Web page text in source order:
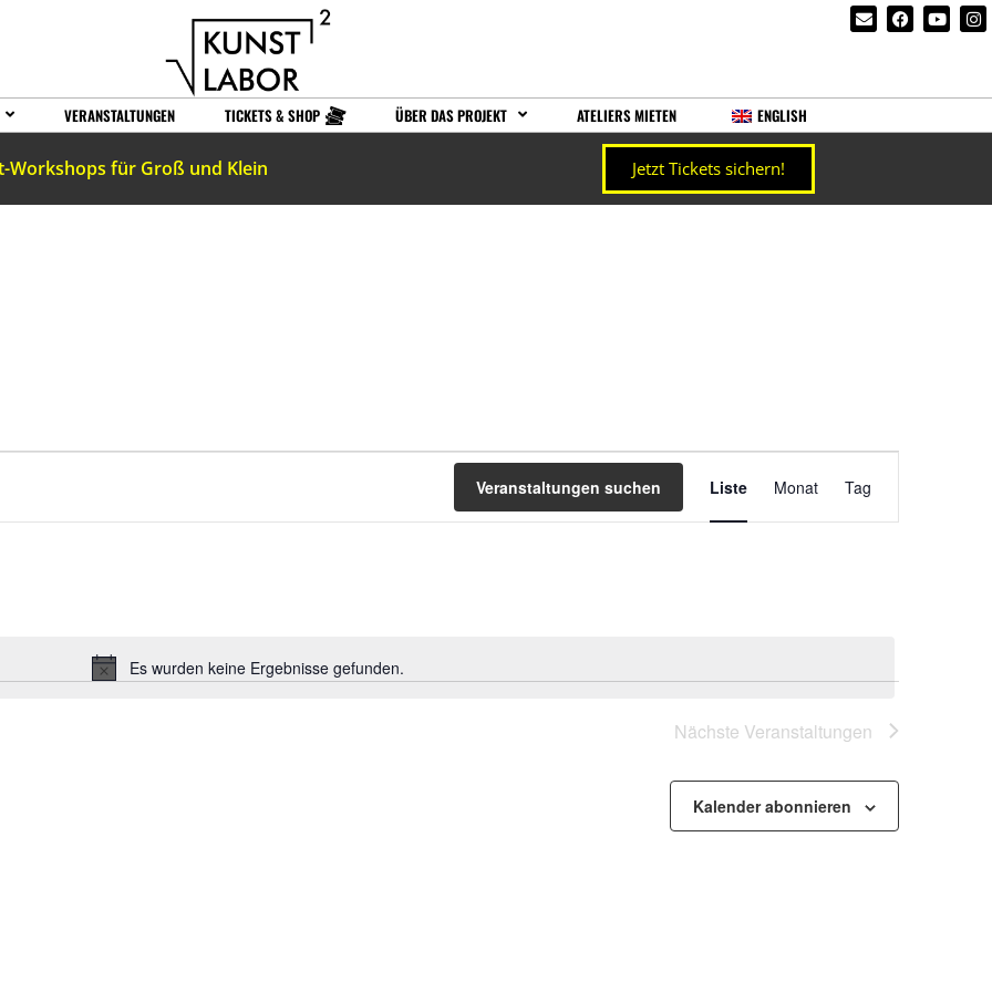
VERANSTALTUNGEN TICKETS & SHOP ÜBER DAS PROJEKT ATELIERS MIETEN ENGLISH
Workshops für Groß und Klein Jetzt Tickets sichern!
Hinweis
Es wurden keine Ergebnisse gefunden.
Veranstaltungen suchen
Veranstaltung
Ansichten-
Liste Monat Tag
Nächste Veranstaltungen
Kalender abonnieren